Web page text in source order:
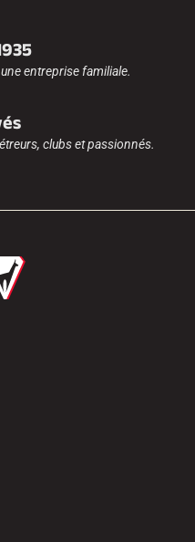
entreprise familiale.
clubs et passionnés.